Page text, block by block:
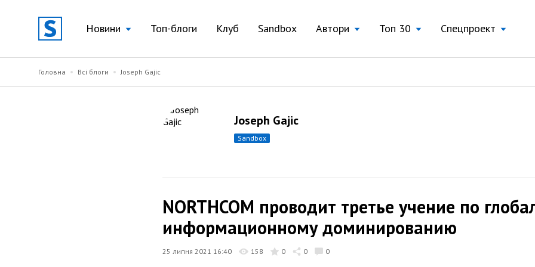
Новини Топ-блоги Клуб Sandbox Автори Топ 30 Спецпроект
Головна Всі блоги Joseph Gajic
Joseph Gajic
sandbox
NORTHCOM проводит третье учение по
информационному доминированию
25 липня 2021 16:40 158 0 0 0